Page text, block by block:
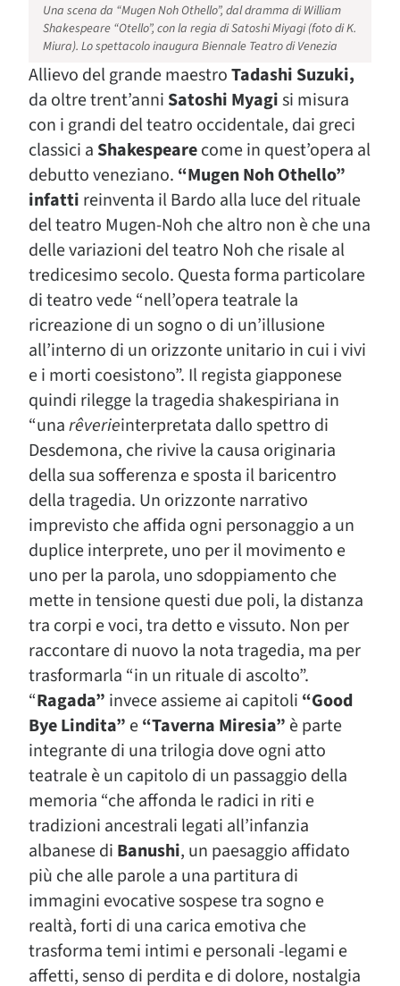
Una scena da “Mugen Noh Othello”, dal dramma di William
Shakespeare “Otello”, con la regia di Satoshi Miyagi (foto di K.
Miura). Lo spettacolo inaugura Biennale Teatro di Venezia
Allievo del grande maestroTadashi Suzuki,
da oltre trent’anni Satoshi Myagisi misura
con i grandi del teatro occidentale, dai greci
classici a Shakespearecome in quest’opera al
debutto veneziano. “Mugen Noh Othello”
infatti reinventa il Bardo alla luce del rituale
del teatro Mugen-Noh che altro non è che una
delle variazioni del teatro Noh che risale al
tredicesimo secolo. Questa forma particolare
di teatro vede “nell’opera teatrale la
ricreazione di un sogno o di un’illusione
all’interno di un orizzonte unitario in cui i vivi
e i morti coesistono”. Il regista giapponese
quindi rilegge la tragedia shakespiriana in
“unarêverieinterpretata dallo spettro di
Desdemona, che rivive la causa originaria
della sua sofferenza e sposta il baricentro
della tragedia. Un orizzonte narrativo
imprevisto che affida ogni personaggio a un
duplice interprete, uno per il movimento e
uno per la parola, uno sdoppiamento che
mette in tensione questi due poli, la distanza
tra corpi e voci, tra detto e vissuto. Non per
raccontare di nuovo la nota tragedia, ma per
trasformarla “in un rituale di ascolto”.
“Ragada” invece assieme ai capitoli “Good
Bye Lindita” e“Taverna Miresia” è parte
integrante di una trilogia dove ogni atto
teatrale è un capitolo di un passaggio della
memoria “che affonda le radici in riti e
tradizioni ancestrali legati all’infanzia
albanese di Banushi, un paesaggio affidato
più che alle parole a una partitura di
immagini evocative sospese tra sogno e
realtà, forti di una carica emotiva che
trasforma temi intimi e personali -legami e
affetti, senso di perdita e di dolore, nostalgia